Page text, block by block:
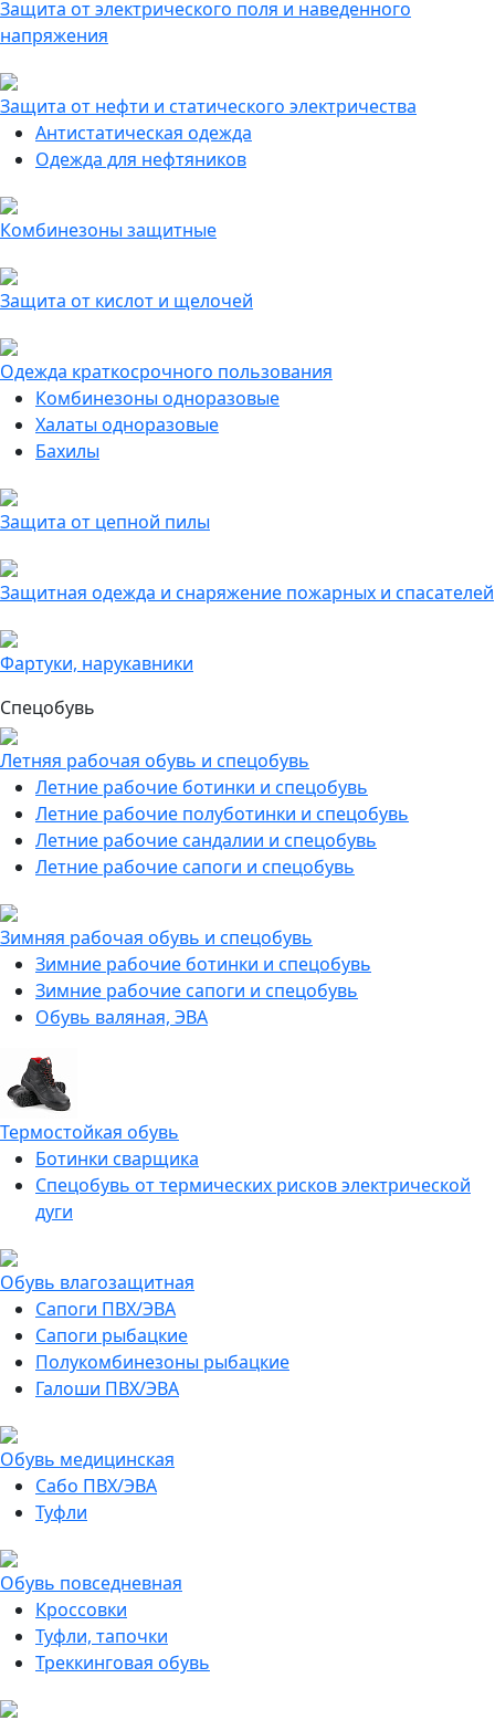
Защита от электрического поля и наведенного
напряжения
Защита от нефти и статического электричества
Антистатическая одежда
Одежда для нефтяников
Комбинезоны защитные
Защита от кислот и щелочей
Одежда краткосрочного пользования
Комбинезоны одноразовые
Халаты одноразовые
Бахилы
Защита от цепной пилы
Защитная одежда и снаряжение пожарных и спасателей
Фартуки, нарукавники
Спецобувь
Летняя рабочая обувь и спецобувь
Летние рабочие ботинки и спецобувь
Летние рабочие полуботинки и спецобувь
Летние рабочие сандалии и спецобувь
Летние рабочие сапоги и спецобувь
Зимняя рабочая обувь и спецобувь
Зимние рабочие ботинки и спецобувь
Зимние рабочие сапоги и спецобувь
Обувь валяная, ЭВА
Термостойкая обувь
Ботинки сварщика
Спецобувь от термических рисков электрической
дуги
Обувь влагозащитная
Сапоги ПВХ/ЭВА
Сапоги рыбацкие
Полукомбинезоны рыбацкие
Галоши ПВХ/ЭВА
Обувь медицинская
Сабо ПВХ/ЭВА
Туфли
Обувь повседневная
Кроссовки
Туфли, тапочки
Треккинговая обувь